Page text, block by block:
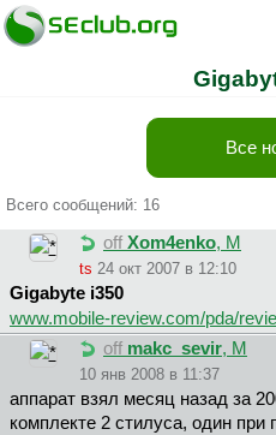
Все
Всего сообщений: 16
off Xom4enko, М
ts 24 окт 2007 в 12:10
Gigabyte i350
www.mobile-review.com/pda/
off makc_sevir, М
10 янв 2008 в 11:37
аппарат взял месяц назад за
комплекте 2 стилуса, один